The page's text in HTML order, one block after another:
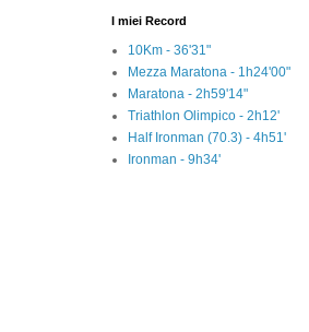
I miei Record
10Km - 36'31"
Mezza Maratona - 1h24'00"
Maratona - 2h59'14"
Triathlon Olimpico - 2h12'
Half Ironman (70.3) - 4h51'
Ironman - 9h34'